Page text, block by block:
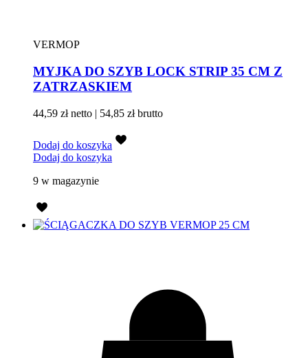
VERMOP
MYJKA DO SZYB LOCK STRIP 35 CM Z
ZATRZASKIEM
44,59 złnetto | 54,85 złbrutto
Dodaj do koszyka
Dodaj do koszyka
9 w magazynie